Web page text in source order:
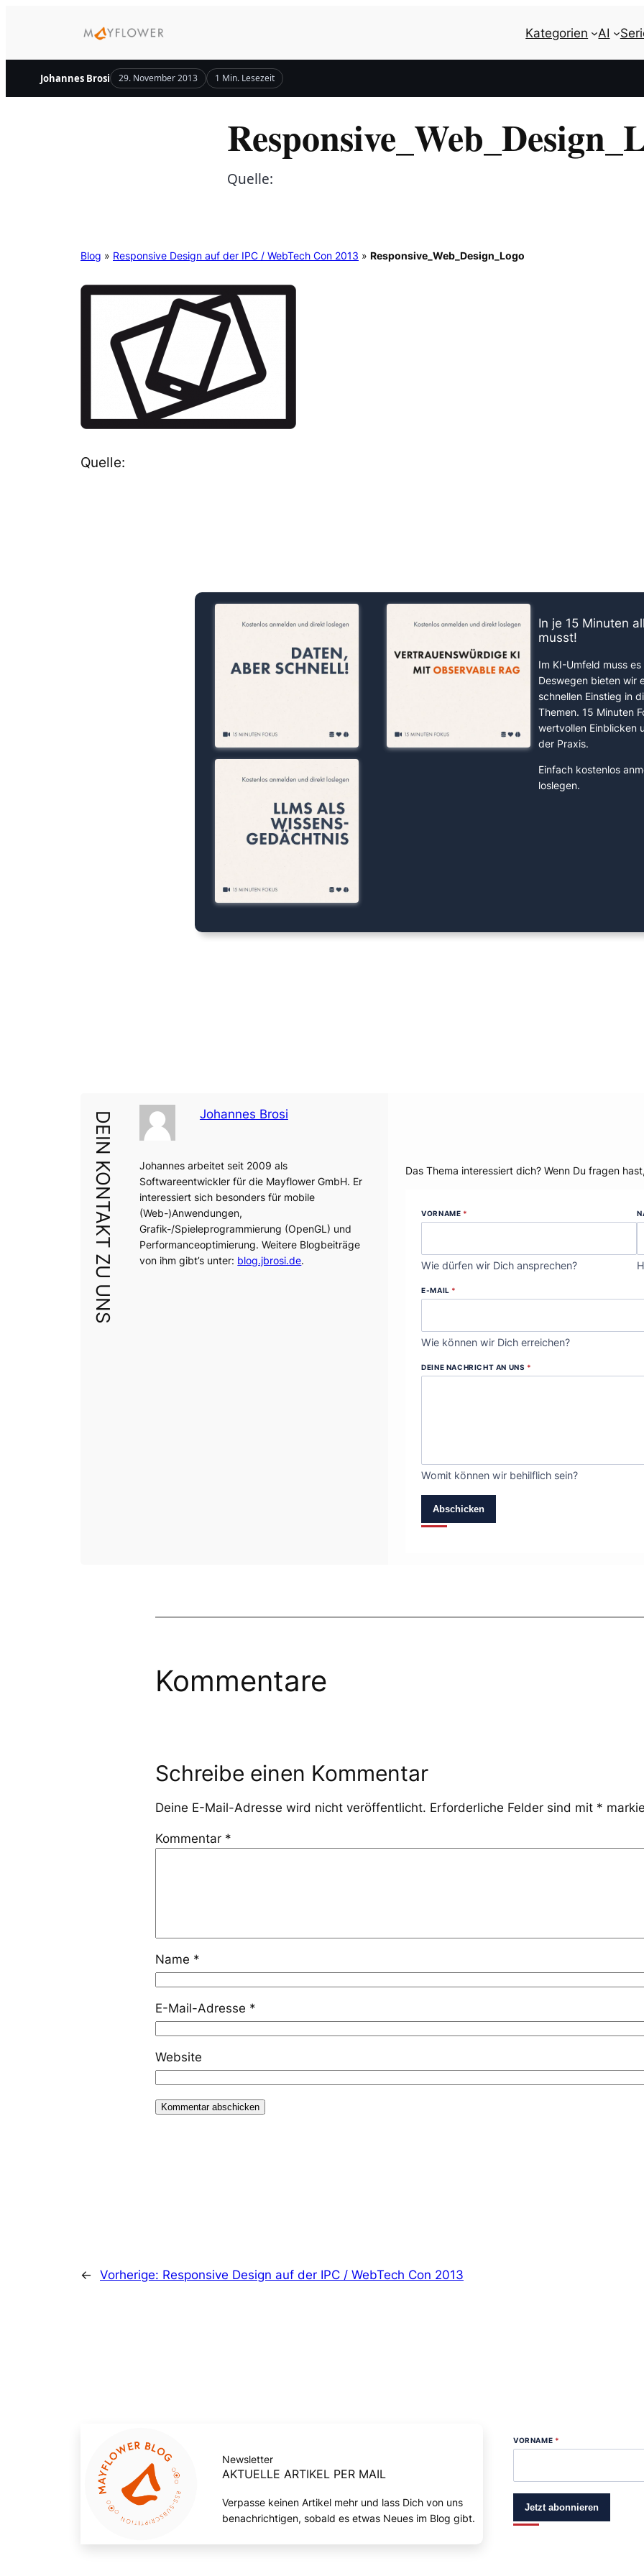
Kategorien AI
Johannes Brosi 29. November 2013 1 Min. Lesezeit
Quelle:
Blog » Responsive Design auf der IPC / WebTech Con 2013 » Responsive_Web_Design_Logo
Quelle:
In je 15 Minuten
musst!
Im KI-Umfeld muss
Deswegen bieten wir
schnellen Einstieg in
Themen. 15 Minuten
wertvollen Einblicken
der Praxis.
Einfach kostenlos
loslegen.
DEIN KONTAKT ZU UNS Johannes Brosi
Johannes arbeitet seit 2009 als
Softwareentwickler für die Mayflower GmbH. Er
interessiert sich besonders für mobile
(Web-)Anwendungen,
Grafik-/Spieleprogrammierung (OpenGL) und
Performanceoptimierung. Weitere Blogbeiträge
von ihm gibt’s unter: blog.jbrosi.de.
Das Thema interessiert dich? Wenn Du fragen
VORNAME *
Wie dürfen wir Dich ansprechen?
E-MAIL *
Wie können wir Dich erreichen?
DEINE NACHRICHT AN UNS *
Womit können wir behilflich sein?
Abschicken
Kommentare
Schreibe einen Kommentar
Deine E-Mail-Adresse wird nicht veröffentlicht. Erforderliche Felder sind mit *
Kommentar *
Name *
E-Mail-Adresse *
Website
← Vorherige: Responsive Design auf der IPC / WebTech Con 2013
Newsletter
AKTUELLE ARTIKEL PER MAIL
Verpasse keinen Artikel mehr und lass Dich von uns
benachrichtigen, sobald es etwas Neues im Blog gibt.
VORNAME *
Jetzt abonnieren